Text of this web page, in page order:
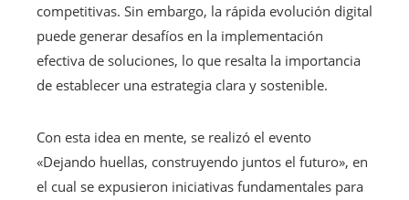
competitivas. Sin embargo, la rápida evolución digital
puede generar desafíos en la implementación
efectiva de soluciones, lo que resalta la importancia
de establecer una estrategia clara y sostenible.
Con esta idea en mente, se realizó el evento
«Dejando huellas, construyendo juntos el futuro», en
el cual se expusieron iniciativas fundamentales para